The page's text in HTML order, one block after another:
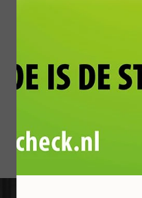
ons op!